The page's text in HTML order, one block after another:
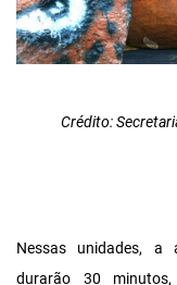
Crédito:
Nessas unidades, a
durarão 30